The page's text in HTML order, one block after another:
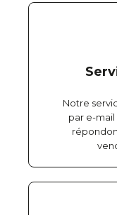
Notre
par e-mail